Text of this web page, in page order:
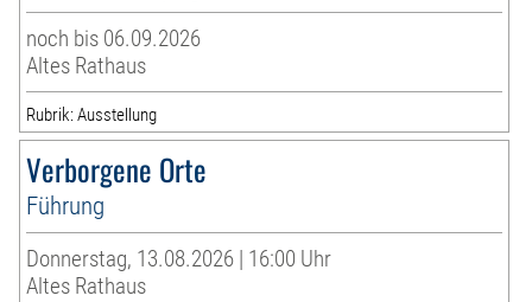
noch bis 06.09.2026
Altes Rathaus
Rubrik: Ausstellung
Verborgene Orte
Führung
Donnerstag, 13.08.2026 | 16:00 Uhr
Altes Rathaus